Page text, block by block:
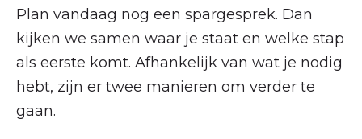
Plan vandaag nog een spargesprek. Dan
kijken we samen waar je staat en welke stap
als eerste komt. Afhankelijk van wat je nodig
hebt, zijn er twee manieren om verder te
gaan.